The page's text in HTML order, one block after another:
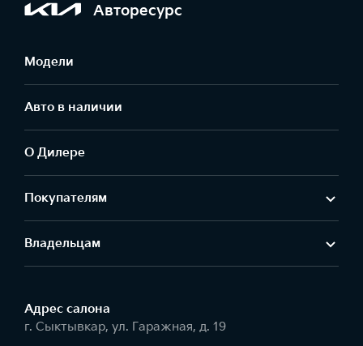
Авторесурс
Модели
Авто в наличии
О Дилере
Покупателям
Владельцам
Адрес салонa
г. Сыктывкар, ул. Гаражная, д. 19